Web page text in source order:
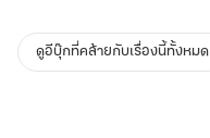
ดูอีบุ๊กที่คล้ายกับเรื่องนี้ทั้งหมด